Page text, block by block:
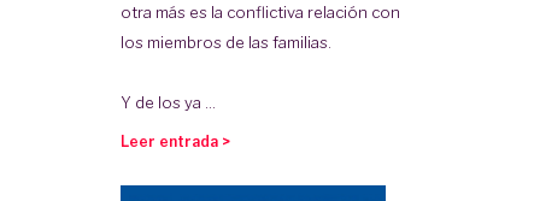
otra más es la conflictiva relación con
los miembros de las familias.
Y de los ya ...
Leer entrada >